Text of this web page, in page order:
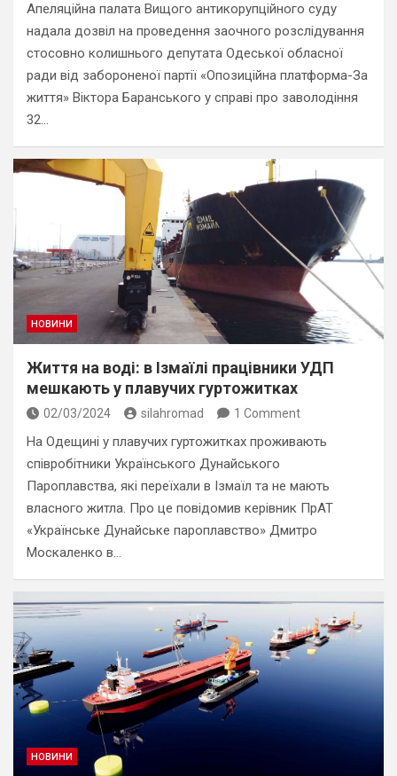
Апеляційна палата Вищого антикорупційного суду
надала дозвіл на проведення заочного розслідування
стосовно колишнього депутата Одеської обласної
ради від забороненої партії «Опозиційна платформа-За
життя» Віктора Баранського у справі про заволодіння
32…
НОВИНИ
Життя на воді: в Ізмаїлі працівники УДП
мешкають у плавучих гуртожитках
02/03/2024 silahromad 1 Comment
На Одещині у плавучих гуртожитках проживають
співробітники Українського Дунайського
Пароплавства, які переїхали в Ізмаїл та не мають
власного житла. Про це повідомив керівник ПрАТ
«Українське Дунайське пароплавство» Дмитро
Москаленко в…
НОВИНИ